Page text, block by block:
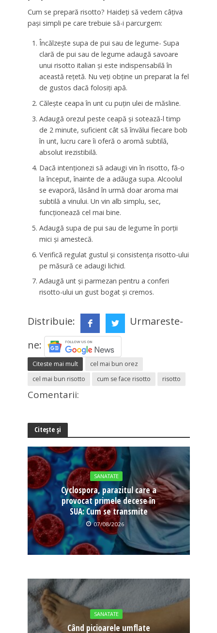
Cum se prepară risotto? Haideți să vedem câțiva
pași simpli pe care trebuie să-i parcurgem:
Încălzește supa de pui sau de legume- Supa
clară de pui sau de legume adaugă savoare
unui risotto italian și este indispensabilă în
această rețetă. Nu veți obține un preparat la fel
de gustos dacă folosiți apă.
Călește ceapa în unt cu puțin ulei de măsline.
Adaugă orezul peste ceapă și sotează-l timp
de 2 minute, suficient cât să învălui fiecare bob
în unt, lucru care îi oferă o aromă subtilă,
absolut irezistibilă.
Dacă intenționezi să adaugi vin în risotto, fă-o
la început, înainte de a adăuga supa. Alcoolul
se evaporă, lăsând în urmă doar aroma mai
subtilă a vinului. Un vin alb simplu, sec,
funcționează cel mai bine.
Adaugă supa de pui sau de legume în porții
mici și amestecă.
Verifică regulat gustul și consistența risotto-ului
pe măsură ce adaugi lichid.
Adaugă unt și parmezan pentru a conferi
risotto-ului un gust bogat și cremos.
Distribuie:
Urmareste-
ne:
Citeste mai mult
cel mai bun orez
cel mai bun risotto
cum se face risotto risotto
Comentarii:
Citește și
SANATATE
Cyclospora, parazitul care a
provocat primele decese în
SUA: Cum se transmite
07/08/2026
SANATATE
Când picioarele umflate